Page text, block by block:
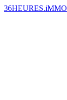
36HEURES.iMMO